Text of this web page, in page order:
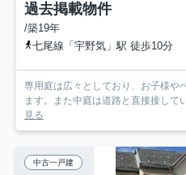
過去掲載物件
/築19年
七尾線「宇野気」駅 徒歩10分
専用庭は広々としており、お子様や
ます。また中庭は道路と直接接して
見る
中古一戸建